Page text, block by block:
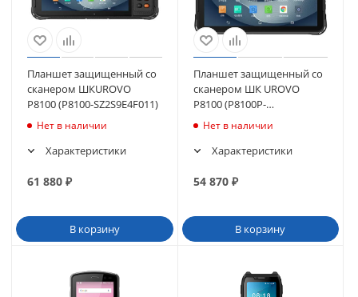
Планшет защищенный со
сканером ШКUROVO
P8100 (P8100-SZ2S9E4F011)
Нет в наличии
Характеристики
61 880 ₽
В корзину
Планшет защищенный со
сканером ШК UROVO
P8100 (P8100P-
SZ2S10E4021)
Нет в наличии
Характеристики
54 870₽
В корзину